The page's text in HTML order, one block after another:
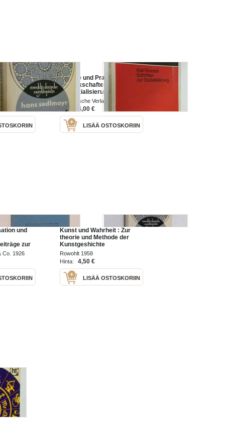
: Zur
der
Theorie und Praxis der
Gewerkschaften : Schriften
zur Sozialisierung
Europäische Verlagsanstalt 1969
Hinta:
4,00 €
LISÄÄ OSTOSKORIIN
und
zur
Co. 1926
Kunst und Wahrheit : Zur
theorie und Methode der
Kunstgeshichte
Rowohlt 1958
Hinta:
4,50 €
LISÄÄ OSTOSKORIIN